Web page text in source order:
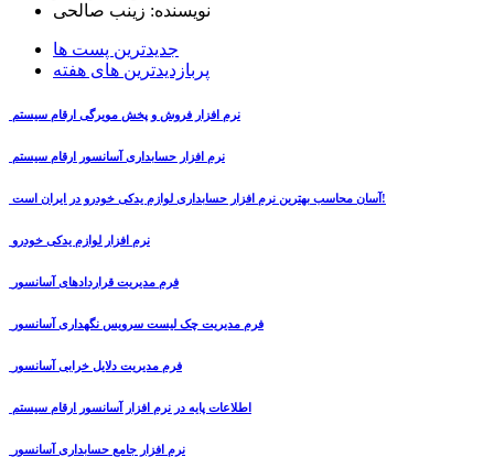
نویسنده: زینب صالحی
جدیدترین پست ها
پربازدیدترین های هفته
نرم افزار فروش و پخش مویرگی ارقام سیستم
نرم افزار حسابداری آسانسور ارقام سیستم
آسان محاسب بهترین نرم افزار حسابداری لوازم یدکی خودرو در ایران است!
نرم افزار لوازم یدکی خودرو
فرم مدیریت قراردادهای آسانسور
فرم مدیریت چک لیست سرویس نگهداری آسانسور
فرم مدیریت دلایل خرابی آسانسور
اطلاعات پایه در نرم افزار آسانسور ارقام سیستم
نرم افزار جامع حسابداری آسانسور